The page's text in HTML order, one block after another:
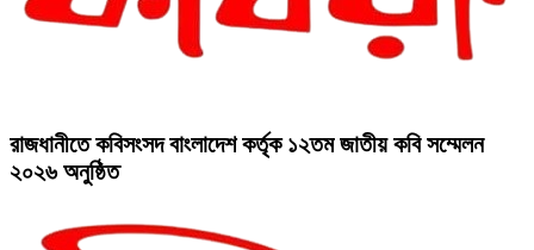
রাজধানীতে কবিসংসদ বাংলাদেশ কর্তৃক ১২তম জাতীয় কবি সম্মেলন
২০২৬ অনুষ্ঠিত